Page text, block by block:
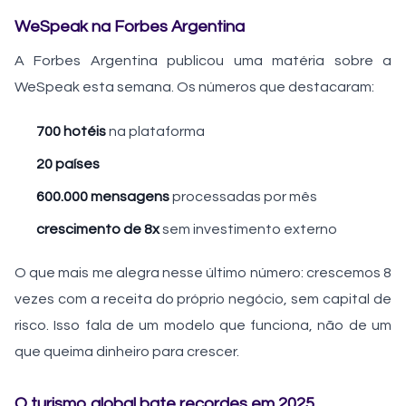
WeSpeak na Forbes Argentina
A Forbes Argentina publicou uma matéria sobre a
WeSpeak esta semana. Os números que destacaram:
700 hotéisna plataforma
20 países
600.000 mensagensprocessadas por mês
crescimento de 8xsem investimento externo
O que mais me alegra nesse último número: crescemos 8
vezes com a receita do próprio negócio, sem capital de
risco. Isso fala de um modelo que funciona, não de um
que queima dinheiro para crescer.